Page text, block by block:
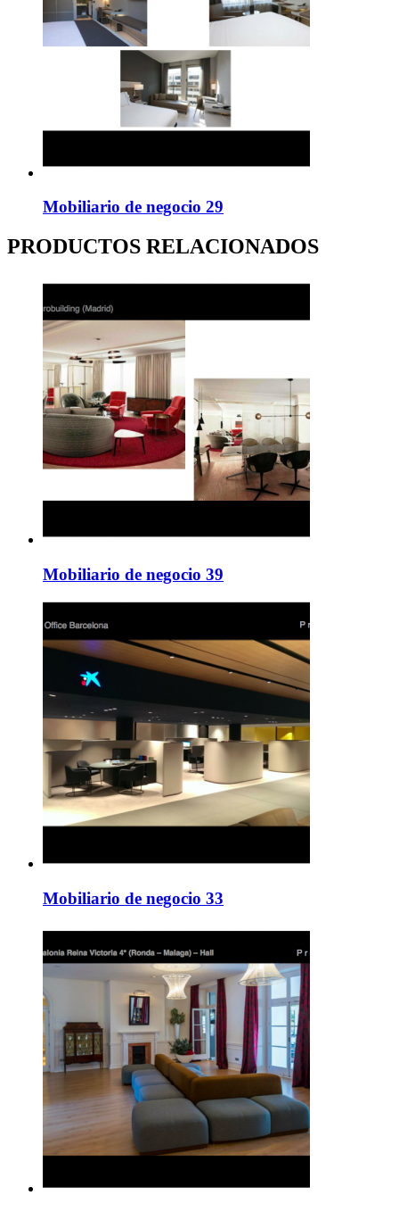
Mobiliario de negocio 29
PRODUCTOS RELACIONADOS
Mobiliario de negocio 39
Mobiliario de negocio 33